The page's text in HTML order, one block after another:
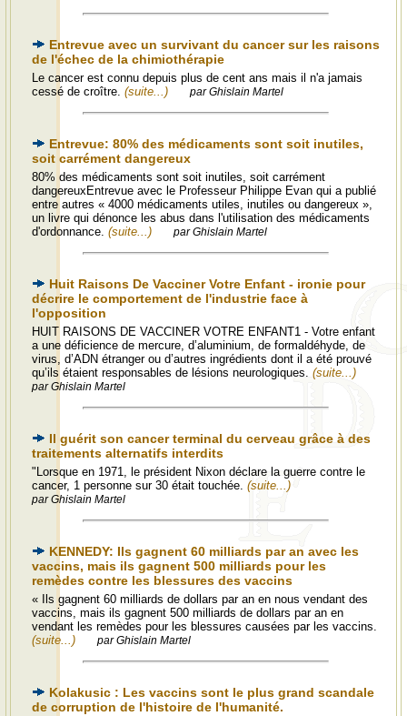
Entrevue avec un survivant du cancer sur les raisons
de l'échec de la chimiothérapie
Le cancer est connu depuis plus de cent ans mais il n'a jamais
cessé de croître. (suite...) par Ghislain Martel
Entrevue: 80% des médicaments sont soit inutiles,
soit carrément dangereux
80% des médicaments sont soit inutiles, soit carrément
dangereuxEntrevue avec le Professeur Philippe Evan qui a publié
entre autres « 4000 médicaments utiles, inutiles ou dangereux »,
un livre qui dénonce les abus dans l'utilisation des médicaments
d'ordonnance. (suite...) par Ghislain Martel
Huit Raisons De Vacciner Votre Enfant - ironie pour
décrire le comportement de l'industrie face à
l'opposition
HUIT RAISONS DE VACCINER VOTRE ENFANT1 - Votre enfant
a une déficience de mercure, d’aluminium, de formaldéhyde, de
virus, d’ADN étranger ou d’autres ingrédients dont il a été prouvé
qu’ils étaient responsables de lésions neurologiques. (suite...)
par Ghislain Martel
Il guérit son cancer terminal du cerveau grâce à des
traitements alternatifs interdits
"Lorsque en 1971, le président Nixon déclare la guerre contre le
cancer, 1 personne sur 30 était touchée. (suite...)
par Ghislain Martel
KENNEDY: Ils gagnent 60 milliards par an avec les
vaccins, mais ils gagnent 500 milliards pour les
remèdes contre les blessures des vaccins
« Ils gagnent 60 milliards de dollars par an en nous vendant des
vaccins, mais ils gagnent 500 milliards de dollars par an en
vendant les remèdes pour les blessures causées par les vaccins.
(suite...)
par Ghislain Martel
Kolakusic : Les vaccins sont le plus grand scandale
de corruption de l'histoire de l'humanité.